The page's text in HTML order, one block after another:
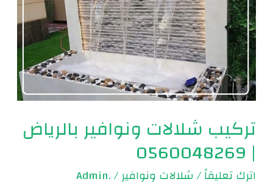
تركيب شلالات ونوافير بالرياض
| 0560048269
اترك تعليقاً/شلالات ونوافير/
.Admin